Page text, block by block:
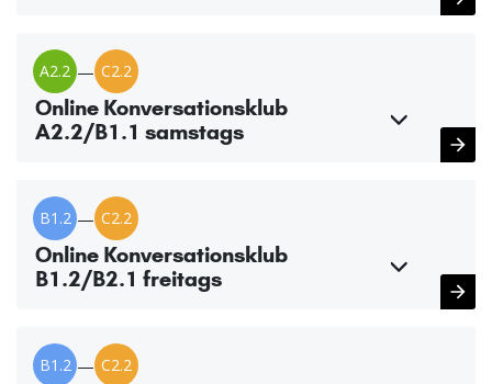
A2.2 — C2.2
Online Konversationsklub
A2.2/B1.1 samstags
B1.2 — C2.2
Online Konversationsklub
B1.2/B2.1 freitags
B1.2 — C2.2